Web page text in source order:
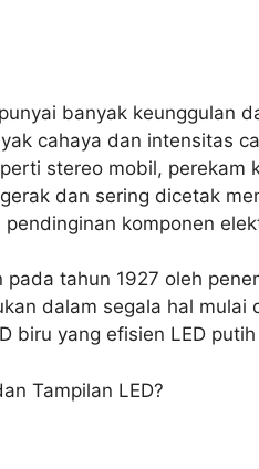
banyak keunggulan
cahaya dan intensitas
stereo mobil,
dan sering dicetak
komponen
tahun 1927 oleh
dalam segala hal
biru yang efisien LED
Tampilan LED?